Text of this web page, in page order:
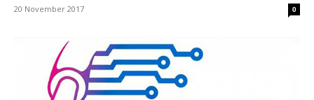
20 November 2017 0